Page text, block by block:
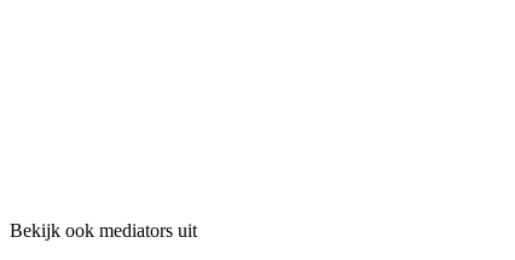
Bekijk ook mediators uit